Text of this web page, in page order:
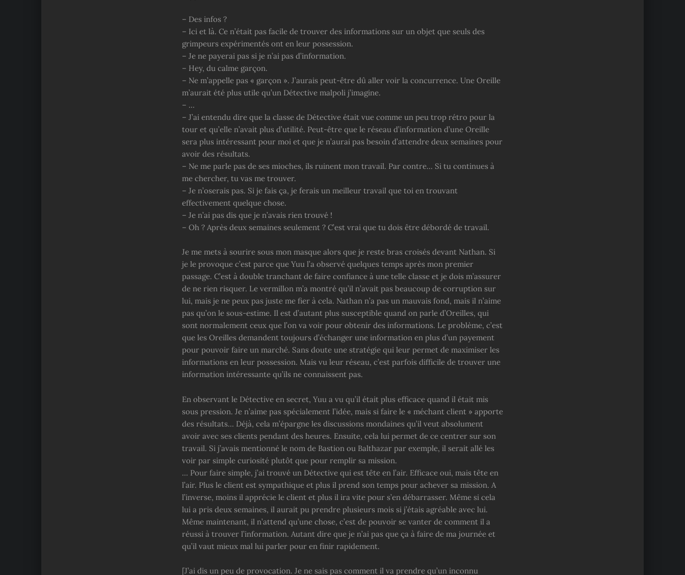
– Des infos ?
– Ici et là. Ce n’était pas facile de trouver des informations sur un objet que seuls des
grimpeurs expérimentés ont en leur possession.
– Je ne payerai pas si je n’ai pas d’information.
– Hey, du calme garçon.
– Ne m’appelle pas « garçon ». J’aurais peut-être dû aller voir la concurrence. Une Oreille
m’aurait été plus utile qu’un Détective malpoli j’imagine.
– …
– J’ai entendu dire que la classe de Détective était vue comme un peu trop rétro pour la
tour et qu’elle n’avait plus d’utilité. Peut-être que le réseau d’information d’une Oreille
sera plus intéressant pour moi et que je n’aurai pas besoin d’attendre deux semaines pour
avoir des résultats.
– Ne me parle pas de ses mioches, ils ruinent mon travail. Par contre… Si tu continues à
me chercher, tu vas me trouver.
– Je n’oserais pas. Si je fais ça, je ferais un meilleur travail que toi en trouvant
effectivement quelque chose.
– Je n’ai pas dis que je n’avais rien trouvé !
– Oh ? Après deux semaines seulement ? C’est vrai que tu dois être débordé de travail.
Je me mets à sourire sous mon masque alors que je reste bras croisés devant Nathan. Si
je le provoque c’est parce que Yuu l’a observé quelques temps après mon premier
passage. C’est à double tranchant de faire confiance à une telle classe et je dois m’assurer
de ne rien risquer. Le vermillon m’a montré qu’il n’avait pas beaucoup de corruption sur
lui, mais je ne peux pas juste me fier à cela. Nathan n’a pas un mauvais fond, mais il n’aime
pas qu’on le sous-estime. Il est d’autant plus susceptible quand on parle d’Oreilles, qui
sont normalement ceux que l’on va voir pour obtenir des informations. Le problème, c’est
que les Oreilles demandent toujours d’échanger une information en plus d’un payement
pour pouvoir faire un marché. Sans doute une stratégie qui leur permet de maximiser les
informations en leur possession. Mais vu leur réseau, c’est parfois difficile de trouver une
information intéressante qu’ils ne connaissent pas.
En observant le Détective en secret, Yuu a vu qu’il était plus efficace quand il était mis
sous pression. Je n’aime pas spécialement l’idée, mais si faire le « méchant client » apporte
des résultats… Déjà, cela m’épargne les discussions mondaines qu’il veut absolument
avoir avec ses clients pendant des heures. Ensuite, cela lui permet de ce centrer sur son
travail. Si j’avais mentionné le nom de Bastion ou Balthazar par exemple, il serait allé les
voir par simple curiosité plutôt que pour remplir sa mission.
… Pour faire simple, j’ai trouvé un Détective qui est tête en l’air. Efficace oui, mais tête en
l’air. Plus le client est sympathique et plus il prend son temps pour achever sa mission. A
l’inverse, moins il apprécie le client et plus il ira vite pour s’en débarrasser. Même si cela
lui a pris deux semaines, il aurait pu prendre plusieurs mois si j’étais agréable avec lui.
Même maintenant, il n’attend qu’une chose, c’est de pouvoir se vanter de comment il a
réussi à trouver l’information. Autant dire que je n’ai pas que ça à faire de ma journée et
qu’il vaut mieux mal lui parler pour en finir rapidement.
[J’ai dis un peu de provocation. Je ne sais pas comment il va prendre qu’un inconnu